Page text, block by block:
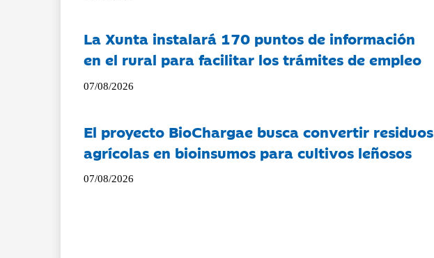
La Xunta instalará 170 puntos de información
en el rural para facilitar los trámites de empleo
07/08/2026
El proyecto BioChargae busca convertir residuos
agrícolas en bioinsumos para cultivos leñosos
07/08/2026